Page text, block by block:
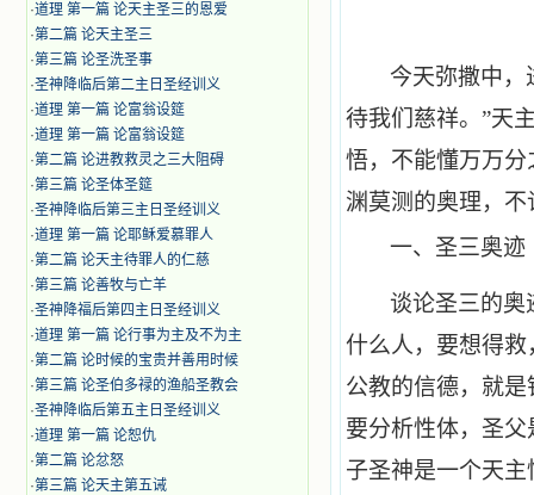
·道理 第一篇 论天主圣三的恩爱
·第二篇 论天主圣三
·第三篇 论圣洗圣事
·圣神降临后第二主日圣经训义
·道理 第一篇 论富翁设筵
·道理 第一篇 论富翁设筵
·第二篇 论进教救灵之三大阻碍
·第三篇 论圣体圣筵
·圣神降临后第三主日圣经训义
·道理 第一篇 论耶稣爱慕罪人
·第二篇 论天主待罪人的仁慈
·第三篇 论善牧与亡羊
·圣神降福后第四主日圣经训义
·道理 第一篇 论行事为主及不为主
·第二篇 论时候的宝贵并善用时候
·第三篇 论圣伯多禄的渔船圣教会
·圣神降临后第五主日圣经训义
·道理 第一篇 论恕仇
·第二篇 论忿怒
·第三篇 论天主第五诫
今天弥撒中，
待我们慈祥。”天
悟，不能懂万万
渊莫测的奥理，
一、 圣三奥迹
谈论圣三的奥
什么人，要想得
公教的信德，就
要分析性体，圣
子圣神是一个天